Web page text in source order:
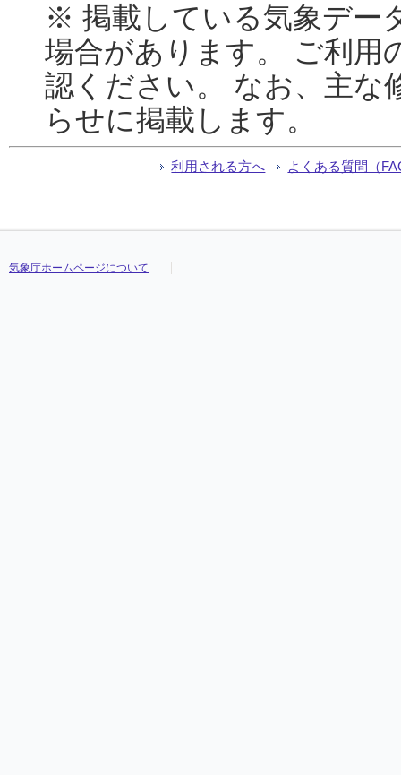
※ 掲載している気象デー
場合があります。 ご利用
認ください。 なお、主な
らせに掲載します。
利用される方へ よくある質問（
気象庁ホームページについて